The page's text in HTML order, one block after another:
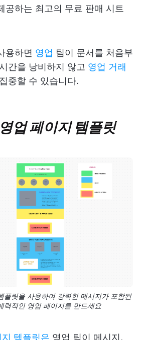
공하는 최고의 무료 판매 시트
용하면 영업 팀이 문서를 처음부
간을 낭비하지 않고 영업 거래
중할 수 있습니다.
업 페이지 템플릿
플릿을 사용하여 강력한 메시지가 포함된
력적인 영업 페이지를 만드세요
템플릿은 영업 팀이 메시지,